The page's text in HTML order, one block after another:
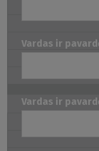
Vardas ir
Vardas ir